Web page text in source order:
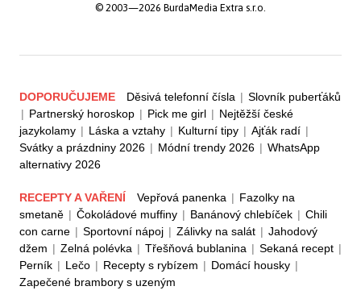
© 2003—2026 BurdaMedia Extra s.r.o.
DOPORUČUJEME Děsivá telefonní čísla | Slovník puberťáků
| Partnerský horoskop | Pick me girl | Nejtěžší české
jazykolamy | Láska a vztahy | Kulturní tipy | Ajťák radí |
Svátky a prázdniny 2026 | Módní trendy 2026 | WhatsApp
alternativy 2026
RECEPTY A VAŘENÍ Vepřová panenka | Fazolky na
smetaně | Čokoládové muffiny | Banánový chlebíček | Chili
con carne | Sportovní nápoj | Zálivky na salát | Jahodový
džem | Zelná polévka | Třešňová bublanina | Sekaná recept |
Perník | Lečo | Recepty s rybízem | Domácí housky |
Zapečené brambory s uzeným